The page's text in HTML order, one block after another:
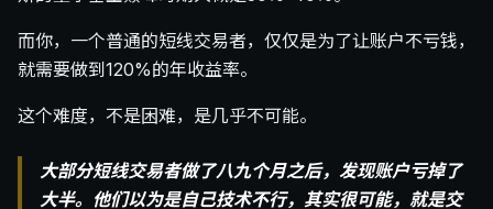
而你，一个普通的短线交易者，仅仅是为了让账户不亏钱，
就需要做到120%的年收益率。
这个难度，不是困难，是几乎不可能。
大部分短线交易者做了八九个月之后，发现账户亏掉了
大半。他们以为是自己技术不行，其实很可能，就是交